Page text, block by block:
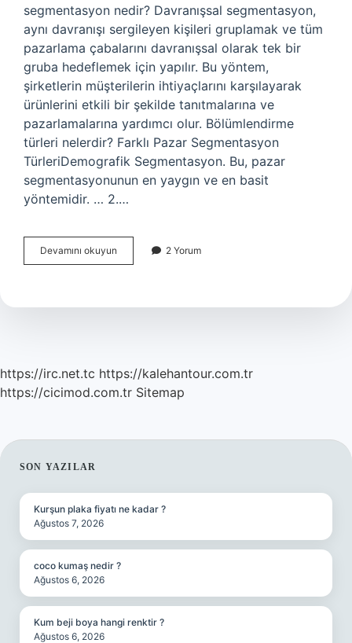
segmentasyon nedir? Davranışsal segmentasyon,
aynı davranışı sergileyen kişileri gruplamak ve tüm
pazarlama çabalarını davranışsal olarak tek bir
gruba hedeflemek için yapılır. Bu yöntem,
şirketlerin müşterilerin ihtiyaçlarını karşılayarak
ürünlerini etkili bir şekilde tanıtmalarına ve
pazarlamalarına yardımcı olur. Bölümlendirme
türleri nelerdir? Farklı Pazar Segmentasyon
TürleriDemografik Segmentasyon. Bu, pazar
segmentasyonunun en yaygın ve en basit
yöntemidir. … 2.…
Devamını okuyun Davranışsal
Bölümlendirme
2 Yorum
https://irc.net.tc https://kalehantour.com.tr
https://cicimod.com.tr Sitemap
SIDEBAR
SON YAZILAR
Kurşun plaka fiyatı ne kadar ?
Ağustos 7, 2026
coco kumaş nedir ?
Ağustos 6, 2026
Kum beji boya hangi renktir ?
Ağustos 6, 2026